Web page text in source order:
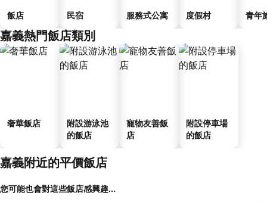
飯店 民宿 服務式公寓 度假村 青年
嘉義熱門飯店類別
奢華飯店
附設游泳池
的飯店
寵物友善飯
店
附設停車場
的飯店
嘉義附近的平價飯店
您可能也會對這些飯店感興趣...